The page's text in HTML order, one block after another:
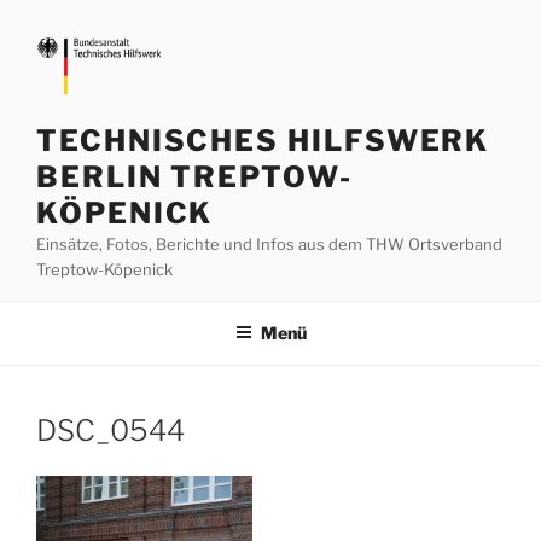
Inhalt
springen
TECHNISCHES HILFSWERK
BERLIN TREPTOW-
KÖPENICK
Einsätze, Fotos, Berichte und Infos aus dem THW Ortsverband
Treptow-Köpenick
Menü
DSC_0544